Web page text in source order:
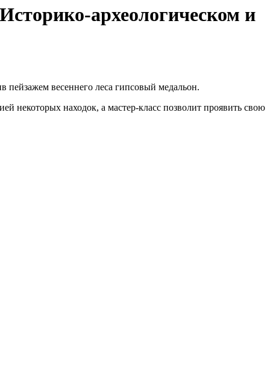
археологическом и
пейзажем весеннего леса гипсовый медальон.
некоторых находок, а мастер-класс позволит проявить свою